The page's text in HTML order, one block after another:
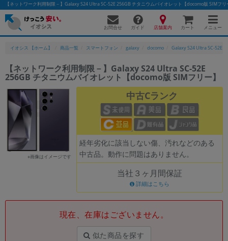
【ネットワーク利用制限－】Galaxy S24 Ultra SC-52E 256GB チタニウムバイオレット【docomo版 SIMフ
お問合せ ガイド 店舗案内 カート メニュー
イオシス 【ホーム】 商品一覧 スマートフォン galaxy docomo Galaxy S24 Ultra SC-52E
【ネットワーク利用制限－】Galaxy S24 Ultra SC-52E
256GB チタニウムバイオレット【docomo版 SIMフリー】
※画像はイメージです
中古Cランク
経年劣化に該当しない傷、汚れなどのある
中古品。動作に問題はありません。
当社３ヶ月間保証
詳細はこちら
現在、在庫はございません。
似た商品を探す
かんたんパソコン検索に切り替える
フリーワード
除外ワード
人気の検索ワード： Let's note EliteBookMacBook
「スマートフォン」「タブレット」など